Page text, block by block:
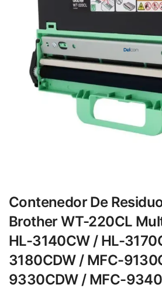
Contenedor De
Brother WT-220CL
HL-3140CW / HL-
3180CDW / MFC-
9330CDW / MFC-